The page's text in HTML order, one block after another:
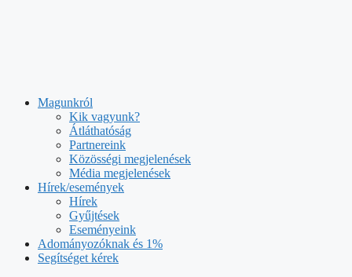
Magunkról
Kik vagyunk?
Átláthatóság
Partnereink
Közösségi megjelenések
Média megjelenések
Hírek/események
Hírek
Gyűjtések
Eseményeink
Adományozóknak és 1%
Segítséget kérek